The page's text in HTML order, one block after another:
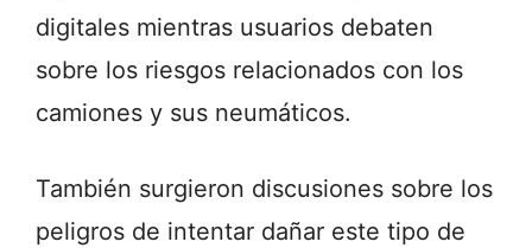
digitales mientras usuarios debaten
sobre los riesgos relacionados con los
camiones y sus neumáticos.
También surgieron discusiones sobre los
peligros de intentar dañar este tipo de